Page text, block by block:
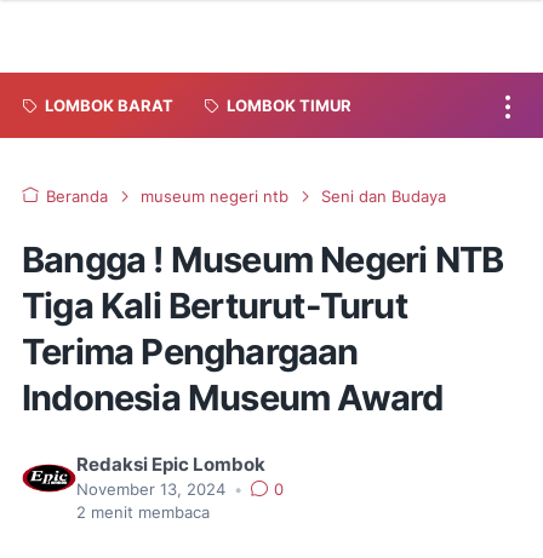
LOMBOK BARAT LOMBOK TIMUR
Beranda museum negeri ntb Seni dan Budaya
Bangga ! Museum Negeri NTB
Tiga Kali Berturut-Turut
Terima Penghargaan
Indonesia Museum Award
Redaksi Epic Lombok
November 13, 2024 •
0
2 menit membaca